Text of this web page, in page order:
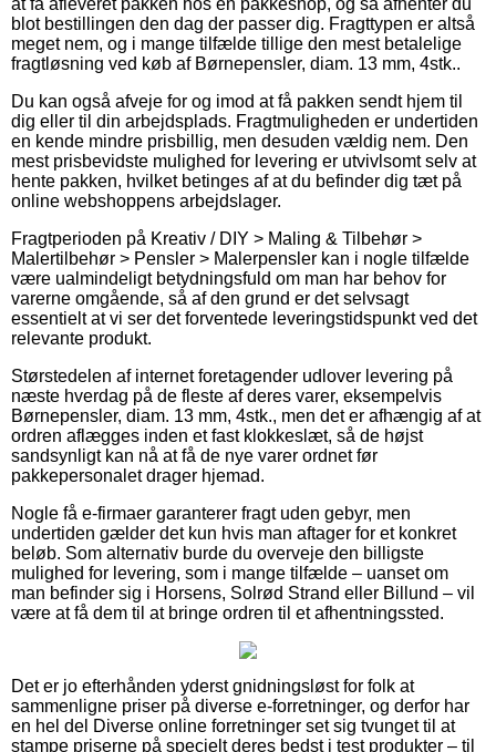
blot bestillingen den dag der passer dig. Fragttypen er altså
meget nem, og i mange tilfælde tillige den mest betalelige
fragtløsning ved køb af Børnepensler, diam. 13 mm, 4stk..
Du kan også afveje for og imod at få pakken sendt hjem til
dig eller til din arbejdsplads. Fragtmuligheden er undertiden
en kende mindre prisbillig, men desuden vældig nem. Den
mest prisbevidste mulighed for levering er utvivlsomt selv at
hente pakken, hvilket betinges af at du befinder dig tæt på
online webshoppens arbejdslager.
Fragtperioden på Kreativ / DIY > Maling & Tilbehør >
Malertilbehør > Pensler > Malerpensler kan i nogle tilfælde
være ualmindeligt betydningsfuld om man har behov for
varerne omgående, så af den grund er det selvsagt
essentielt at vi ser det forventede leveringstidspunkt ved det
relevante produkt.
Størstedelen af internet foretagender udlover levering på
næste hverdag på de fleste af deres varer, eksempelvis
Børnepensler, diam. 13 mm, 4stk., men det er afhængig af at
ordren aflægges inden et fast klokkeslæt, så de højst
sandsynligt kan nå at få de nye varer ordnet før
pakkepersonalet drager hjemad.
Nogle få e-firmaer garanterer fragt uden gebyr, men
undertiden gælder det kun hvis man aftager for et konkret
beløb. Som alternativ burde du overveje den billigste
mulighed for levering, som i mange tilfælde – uanset om
man befinder sig i Horsens, Solrød Strand eller Billund – vil
være at få dem til at bringe ordren til et afhentningssted.
Det er jo efterhånden yderst gnidningsløst for folk at
sammenligne priser på diverse e-forretninger, og derfor har
en hel del Diverse online forretninger set sig tvunget til at
stampe priserne på specielt deres bedst i test produkter – til